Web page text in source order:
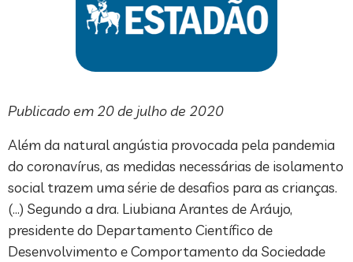
Publicado em 20 de julho de 2020
Além da natural angústia provocada pela pandemia
do coronavírus, as medidas necessárias de isolamento
social trazem uma série de desafios para as crianças.
(…) Segundo a dra. Liubiana Arantes de Aráujo,
presidente do Departamento Científico de
Desenvolvimento e Comportamento da Sociedade